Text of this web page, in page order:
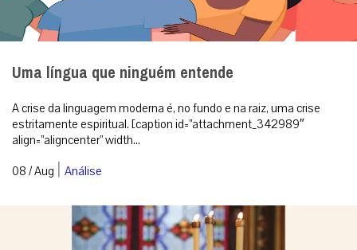
Uma língua que ninguém entende
A crise da linguagem moderna é, no fundo e na raiz, uma crise
estritamente espiritual. [caption id=”attachment_342989″
align=”aligncenter” width...
08 / Aug | Análise